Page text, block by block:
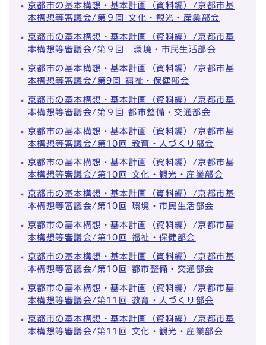
京都市の基本構想・基本計画（資料編）/京都市基
本構想等審議会/第９回 文化・観光・産業部会
京都市の基本構想・基本計画（資料編）/京都市基
本構想等審議会/第９回 環境・市民生活部会
京都市の基本構想・基本計画（資料編）/京都市基
本構想等審議会/第9回 福祉・保健部会
京都市の基本構想・基本計画（資料編）/京都市基
本構想等審議会/第９回 都市整備・交通部会
京都市の基本構想・基本計画（資料編）/京都市基
本構想等審議会/第10回 教育・人づくり部会
京都市の基本構想・基本計画（資料編）/京都市基
本構想等審議会/第10回 文化・観光・産業部会
京都市の基本構想・基本計画（資料編）/京都市基
本構想等審議会/第10回 環境・市民生活部会
京都市の基本構想・基本計画（資料編）/京都市基
本構想等審議会/第10回 福祉・保健部会
京都市の基本構想・基本計画（資料編）/京都市基
本構想等審議会/第10回 都市整備・交通部会
京都市の基本構想・基本計画（資料編）/京都市基
本構想等審議会/第11回 教育・人づくり部会
京都市の基本構想・基本計画（資料編）/京都市基
本構想等審議会/第11回 文化・観光・産業部会